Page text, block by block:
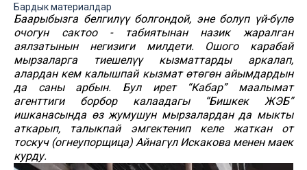
Бардык материалдар
Баарыбызга белгилүү болгондой, эне болуп үй-бүлө
очогун сактоо - табиятынан назик жаралган
аялзатынын негизиги милдети. Ошого карабай
мырзаларга тиешелүү кызматтарды аркалап,
алардан кем калышпай кызмат өтөгөн айымдардын
да саны арбын. Бул ирет “Кабар” маалымат
агенттиги борбор калаадагы
“Бишкек ЖЭБ”
ишканасында өз жумушун мырзалардан да мыкты
аткарып,
талыкпай эмгектенип келе жаткан от
тоскуч (огнеупорщица) Айнагүл Искакова менен маек
курду.